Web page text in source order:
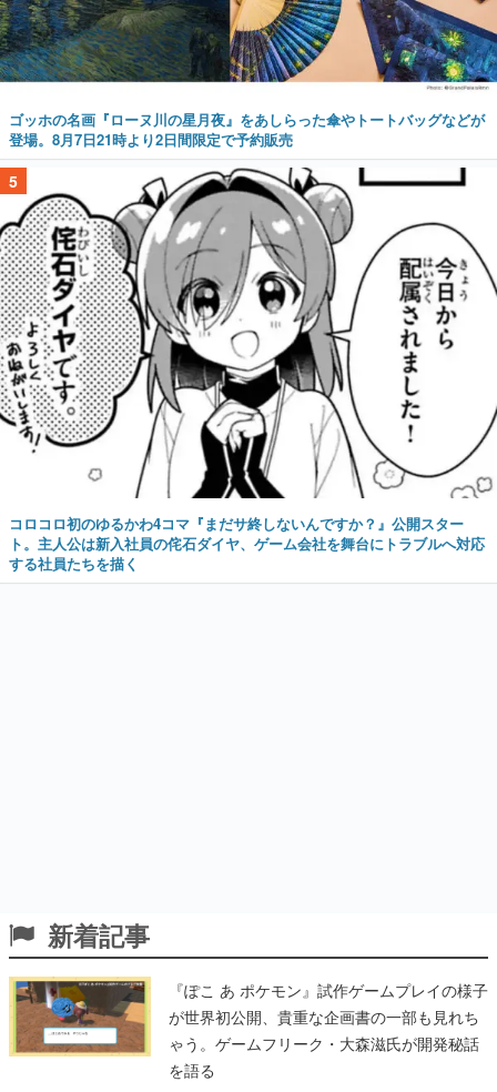
ゴッホの名画『ローヌ川の星月夜』をあしらった傘やトートバッグなどが
登場。8月7日21時より2日間限定で予約販売
5
コロコロ初のゆるかわ4コマ『まだサ終しないんですか？』公開スター
ト。主人公は新入社員の侘石ダイヤ、ゲーム会社を舞台にトラブルへ対応
する社員たちを描く
新着記事
『ぽこ あ ポケモン』試作ゲームプレイの様子
が世界初公開、貴重な企画書の一部も見れち
ゃう。ゲームフリーク・大森滋氏が開発秘話
を語る